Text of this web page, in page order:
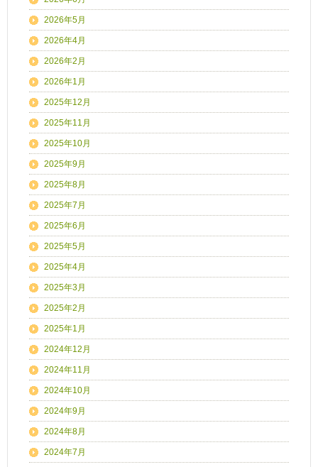
2026年5月
2026年4月
2026年2月
2026年1月
2025年12月
2025年11月
2025年10月
2025年9月
2025年8月
2025年7月
2025年6月
2025年5月
2025年4月
2025年3月
2025年2月
2025年1月
2024年12月
2024年11月
2024年10月
2024年9月
2024年8月
2024年7月